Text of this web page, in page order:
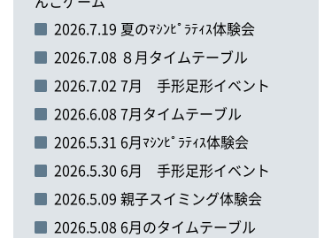
2026.7.19 夏のﾏｼﾝﾋﾟﾗﾃｨｽ体験会
2026.7.08 ８月タイムテーブル
2026.7.02 7月 手形足形イベント
2026.6.08 7月タイムテーブル
2026.5.31 6月ﾏｼﾝﾋﾟﾗﾃｨｽ体験会
2026.5.30 6月 手形足形イベント
2026.5.09 親子スイミング体験会
2026.5.08 6月のタイムテーブル